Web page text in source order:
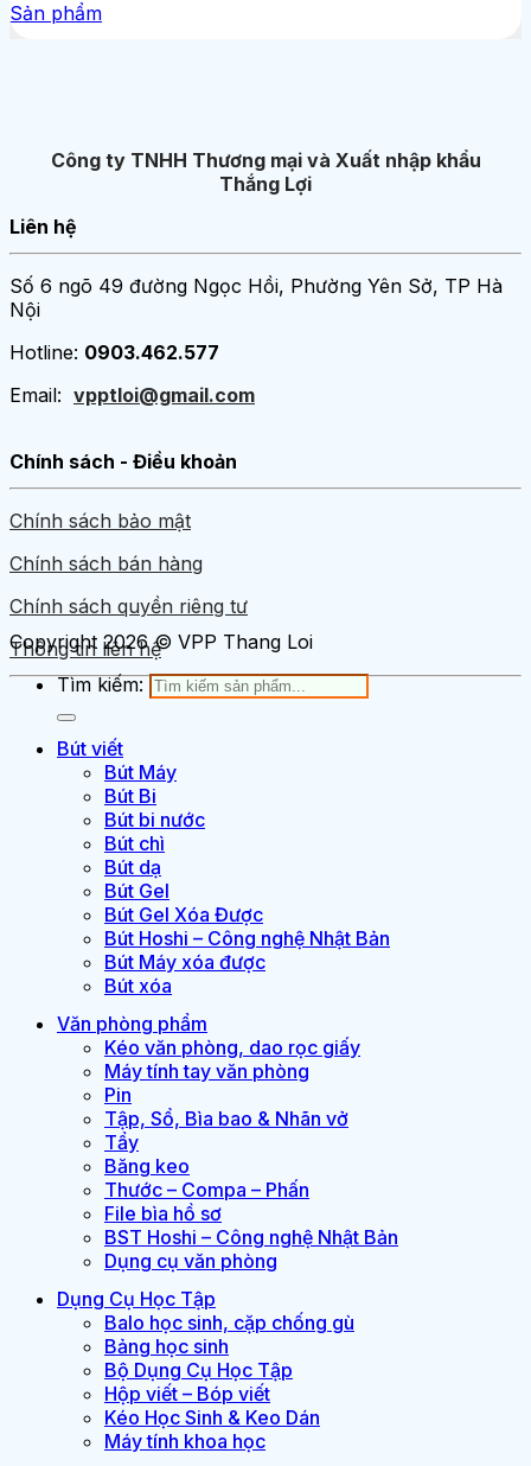
Sản phẩm
Công ty TNHH Thương mại và Xuất nhập khẩu
Thắng Lợi
Liên hệ
Số 6 ngõ 49 đường Ngọc Hồi, Phường Yên Sở, TP Hà
Nội
Hotline: 0903.462.577
Email: vpptloi@gmail.com
Chính sách - Điều khoản
Chính sách bảo mật
Chính sách bán hàng
Chính sách quyền riêng tư
Thông tin liên hệ
Copyright 2026 © VPP Thang Loi
Tìm kiếm:
Bút viết
Bút Máy
Bút Bi
Bút bi nước
Bút chì
Bút dạ
Bút Gel
Bút Gel Xóa Được
Bút Hoshi – Công nghệ Nhật Bản
Bút Máy xóa được
Bút xóa
Văn phòng phẩm
Kéo văn phòng, dao rọc giấy
Máy tính tay văn phòng
Pin
Tập, Sổ, Bìa bao & Nhãn vở
Tẩy
Băng keo
Thước – Compa – Phấn
File bìa hồ sơ
BST Hoshi – Công nghệ Nhật Bản
Dụng cụ văn phòng
Dụng Cụ Học Tập
Balo học sinh, cặp chống gù
Bảng học sinh
Bộ Dụng Cụ Học Tập
Hộp viết – Bóp viết
Kéo Học Sinh & Keo Dán
Máy tính khoa học